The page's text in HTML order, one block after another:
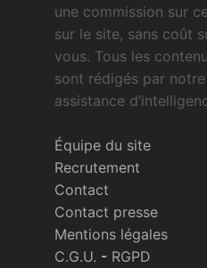
une commission sur
sur le site, sans coût
vous. Tous les
sont rédigés par
assistance
Équipe du site
Recrutement
Contact
Contact presse
Mentions légales
C.G.U. - RGPD